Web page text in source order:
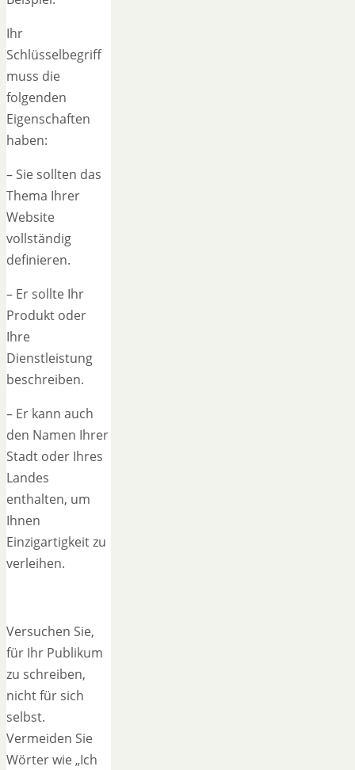
Ihr
Schlüsselbegriff
muss die
folgenden
Eigenschaften
haben:
– Sie sollten das
Thema Ihrer
Website
vollständig
definieren.
– Er sollte Ihr
Produkt oder
Ihre
Dienstleistung
beschreiben.
– Er kann auch
den Namen Ihrer
Stadt oder Ihres
Landes
enthalten, um
Ihnen
Einzigartigkeit zu
verleihen.
Versuchen Sie,
für Ihr Publikum
zu schreiben,
nicht für sich
selbst.
Vermeiden Sie
Wörter wie „Ich